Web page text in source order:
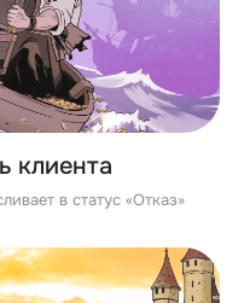
клиента
в статус «Отказ»